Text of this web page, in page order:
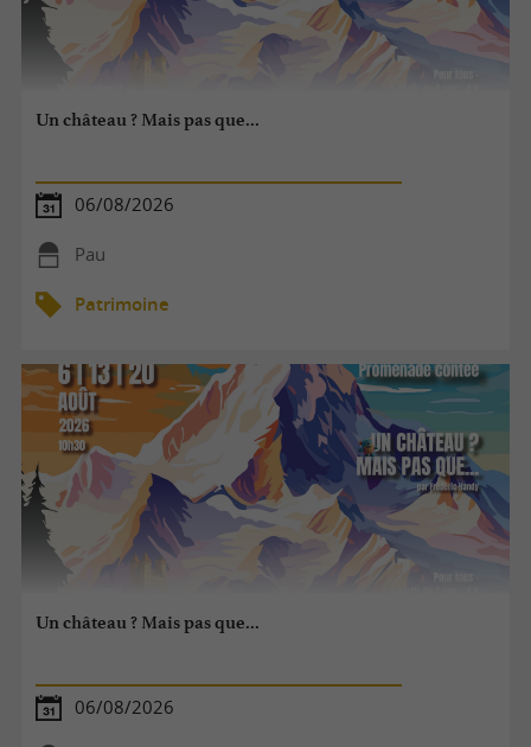
Un château ? Mais pas que...
06/08/2026
Pau
Patrimoine
Un château ? Mais pas que...
06/08/2026